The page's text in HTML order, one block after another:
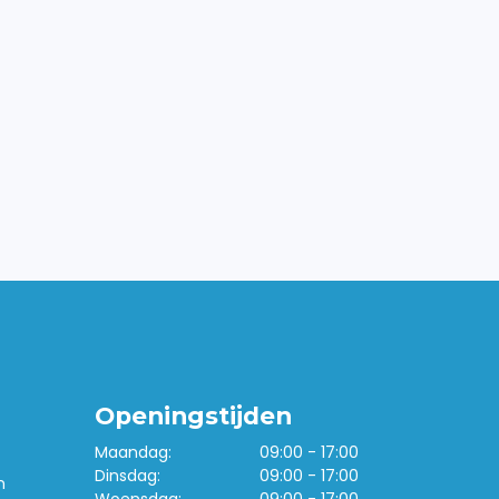
Openingstijden
Maandag:
09:00 - 17:00
Dinsdag:
09:00 - 17:00